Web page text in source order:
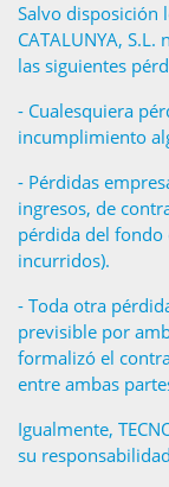
Salvo disposición
CATALUNYA,
las siguientes
- Cualesquiera
incumplimiento
- Pérdidas
ingresos, de
pérdida del fondo
incurridos).
- Toda otra
previsible por
formalizó el
entre ambas
Igualmente,
su